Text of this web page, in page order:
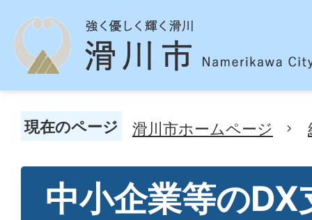
現在のページ 滑川市ホームページ
中小企業等のDX